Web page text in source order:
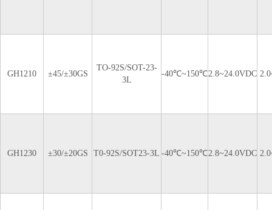
GH1210 ±45/±30GS
TO-92S/SOT-23-
3L
-40℃~150℃2.8~24.0VDC
GH1230 ±30/±20GS T0-92S/SOT23-3L -40℃~150℃2.8~24.0VDC